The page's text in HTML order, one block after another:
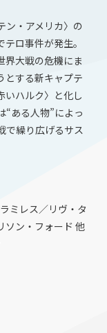
ン・アメリカ〉の
ロ事件が発生。
界大戦の危機にま
とする新キャプテ
いハルク〉と化し
ある人物”によっ
繰り広げるサス
ミレス／リヴ・タ
ソン・フォード 他